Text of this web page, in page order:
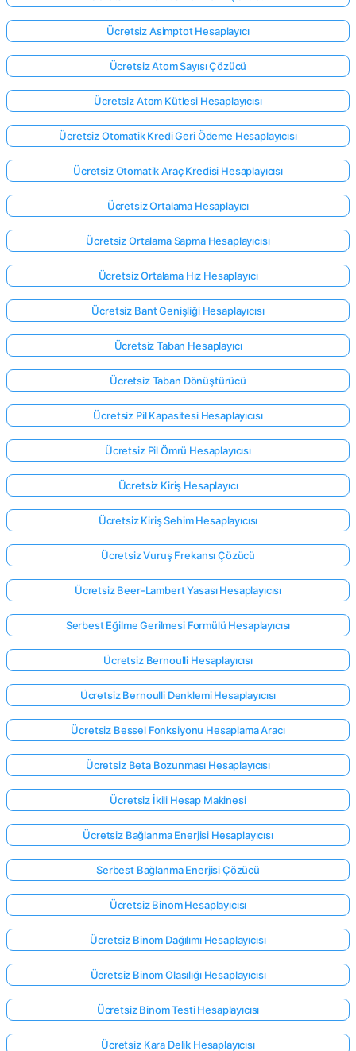
Buradan
yap!
Ücretsiz Asimptot Hesaplayıcı
Ücretsiz Atom Sayısı Çözücü
Ücretsiz Atom Kütlesi Hesaplayıcısı
Ücretsiz Otomatik Kredi Geri Ödeme Hesaplayıcısı
Ücretsiz Otomatik Araç Kredisi Hesaplayıcısı
Ücretsiz Ortalama Hesaplayıcı
Ücretsiz Ortalama Sapma Hesaplayıcısı
Ücretsiz Ortalama Hız Hesaplayıcı
Ücretsiz Bant Genişliği Hesaplayıcısı
Ücretsiz Taban Hesaplayıcı
Ücretsiz Taban Dönüştürücü
Ücretsiz Pil Kapasitesi Hesaplayıcısı
Ücretsiz Pil Ömrü Hesaplayıcısı
Ücretsiz Kiriş Hesaplayıcı
Ücretsiz Kiriş Sehim Hesaplayıcısı
Ücretsiz Vuruş Frekansı Çözücü
Ücretsiz Beer-Lambert Yasası Hesaplayıcısı
Serbest Eğilme Gerilmesi Formülü Hesaplayıcısı
Ücretsiz Bernoulli Hesaplayıcısı
Ücretsiz Bernoulli Denklemi Hesaplayıcısı
Ücretsiz Bessel Fonksiyonu Hesaplama Aracı
Ücretsiz Beta Bozunması Hesaplayıcısı
Ücretsiz İkili Hesap Makinesi
Ücretsiz Bağlanma Enerjisi Hesaplayıcısı
Serbest Bağlanma Enerjisi Çözücü
Ücretsiz Binom Hesaplayıcısı
Ücretsiz Binom Dağılımı Hesaplayıcısı
Ücretsiz Binom Olasılığı Hesaplayıcısı
Ücretsiz Binom Testi Hesaplayıcısı
Ücretsiz Kara Delik Hesaplayıcısı